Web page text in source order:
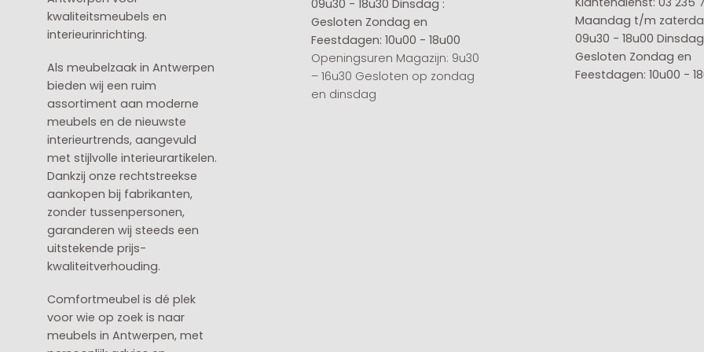
kwaliteitsmeubels en
interieurinrichting.
Als meubelzaak in Antwerpen
bieden wij een ruim
assortiment aan moderne
meubels en de nieuwste
interieurtrends, aangevuld
met stijlvolle interieurartikelen.
Dankzij onze rechtstreekse
aankopen bij fabrikanten,
zonder tussenpersonen,
garanderen wij steeds een
uitstekende prijs-
kwaliteitverhouding.
Comfortmeubel is dé plek
voor wie op zoek is naar
meubels in Antwerpen, met
09u30 - 18u30 Dinsdag :
Gesloten Zondag en
Feestdagen: 10u00 - 18u00
Openingsuren Magazijn: 9u30
– 16u30 Gesloten op zondag
en dinsdag
Maandag t/m
09u30 - 18u00
Gesloten Zondag en
Feestdagen: 10u00 -